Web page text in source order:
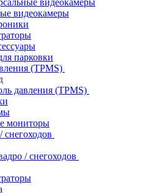
видеокамеры
видеокамеры
парковки
(TPMS)
давления (TPMS)
мониторы
снегоходов
/ снегоходов